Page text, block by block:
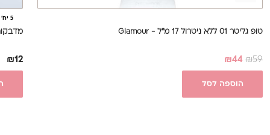
טופ גליטר 01 ללא ניטרול 17 מ"ל - Glamour
₪59
₪44
הוספה לסל
5 יח' ב - 50 ₪
₪12